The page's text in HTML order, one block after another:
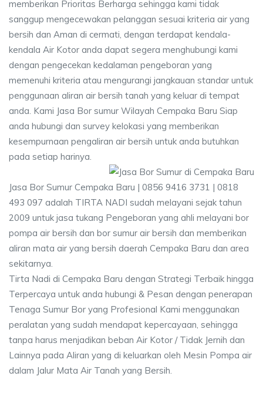
memberikan Prioritas Berharga sehingga kami tidak
sanggup mengecewakan pelanggan sesuai kriteria air yang
bersih dan Aman di cermati, dengan terdapat kendala-
kendala Air Kotor anda dapat segera menghubungi kami
dengan pengecekan kedalaman pengeboran yang
memenuhi kriteria atau mengurangi jangkauan standar untuk
penggunaan aliran air bersih tanah yang keluar di tempat
anda. Kami Jasa Bor sumur Wilayah Cempaka Baru Siap
anda hubungi dan survey kelokasi yang memberikan
kesempurnaan pengaliran air bersih untuk anda butuhkan
pada setiap harinya.
Jasa Bor Sumur Cempaka Baru | 0856 9416 3731 | 0818
493 097 adalah TIRTA NADI sudah melayani sejak tahun
2009 untuk jasa tukang Pengeboran yang ahli melayani bor
pompa air bersih dan bor sumur air bersih dan memberikan
aliran mata air yang bersih daerah Cempaka Baru dan area
sekitarnya.
Tirta Nadi di Cempaka Baru dengan Strategi Terbaik hingga
Terpercaya untuk anda hubungi & Pesan dengan penerapan
Tenaga Sumur Bor yang Profesional Kami menggunakan
peralatan yang sudah mendapat kepercayaan, sehingga
tanpa harus menjadikan beban Air Kotor / Tidak Jernih dan
Lainnya pada Aliran yang di keluarkan oleh Mesin Pompa air
dalam Jalur Mata Air Tanah yang Bersih.